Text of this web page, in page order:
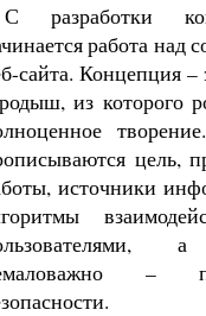
С разработки
работа над
сайта. Концепция –
из которого
цель,
источники
–